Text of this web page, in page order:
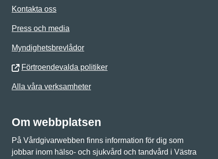
Kontakta oss
Press och media
Myndighetsbrevlådor
Förtroendevalda politiker
Alla våra verksamheter
Om webbplatsen
På Vårdgivarwebben finns information för dig som
jobbar inom hälso- och sjukvård och tandvård i Västra